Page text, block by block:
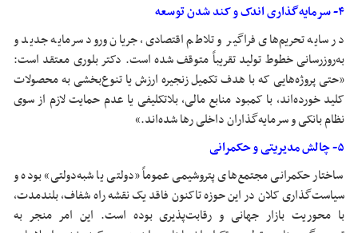
۴- سرمایه‌گذاری اندک و کند شدن توسعه
در سایه تحریم‌های فراگیر و تلاطم اقتصادی، جریان ورود سرمایه جدید و
به‌روزرسانی خطوط تولید تقریباً متوقف شده است. دکتر بلوری معتقد است:
«حتی پروژه‌هایی که با هدف تکمیل زنجیره ارزش یا تنوع‌بخشی به محصولات
کلید خورده‌اند، با کمبود منابع مالی، بلاتکلیفی یا عدم حمایت لازم از سوی
نظام بانکی و سرمایه‌گذاران داخلی رها شده‌اند.»
۵- چالش مدیریتی و حکمرانی
ساختار حکمرانی مجتمع‌های پتروشیمی عموماً «دولتی یا شبه‌دولتی» بوده و
سیاست‌گذاری کلان در این حوزه تاکنون فاقد یک نقشه راه شفاف، بلندمدت،
با محوریت بازار جهانی و رقابت‌پذیری بوده است. این امر منجر به